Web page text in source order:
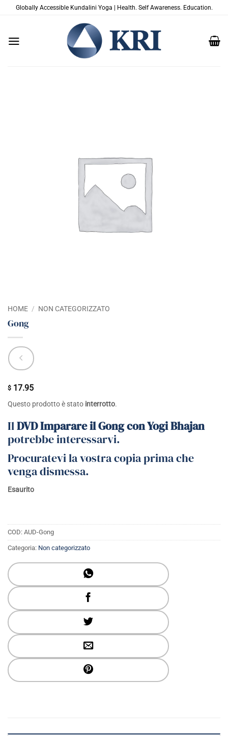
SaltaGlobally Accessible Kundalini Yoga | Health. Self Awareness. Education.
HOME / NON CATEGORIZZATO
Gong
$ 17.95
Questo prodotto è stato interrotto.
IlDVD Imparare il Gong con Yogi Bhajan
potrebbe interessarvi.
Procuratevi la vostra copia prima che
venga dismessa.
Esaurito
COD: AUD-Gong
Categoria: Non categorizzato